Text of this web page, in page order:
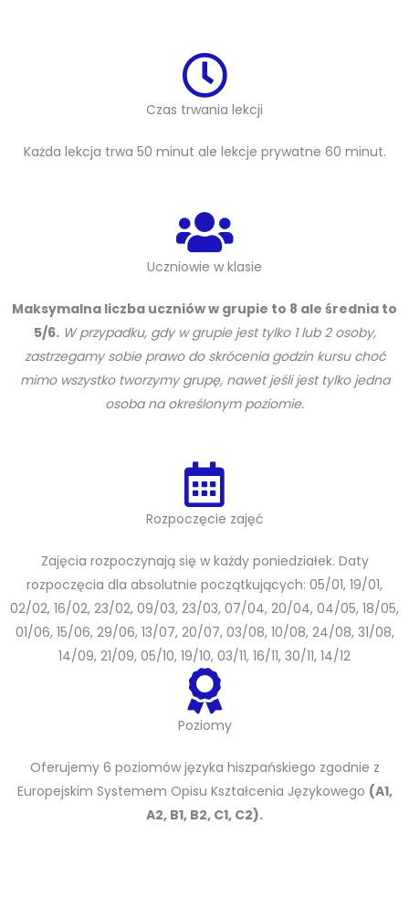
Czas trwania lekcji
Każda lekcja trwa 50 minut ale lekcje prywatne 60 minut.
Uczniowie w klasie
Maksymalna liczba uczniów w grupie to 8 ale średnia to
5/6. W przypadku, gdy w grupie jest tylko 1 lub 2 osoby,
zastrzegamy sobie prawo do skrócenia godzin kursu choć
mimo wszystko tworzymy grupę, nawet jeśli jest tylko jedna
osoba na określonym poziomie.
Rozpoczęcie zajęć
Zajęcia rozpoczynają się w każdy poniedziałek. Daty
rozpoczęcia dla absolutnie początkujących: 05/01, 19/01,
02/02, 16/02, 23/02, 09/03, 23/03, 07/04, 20/04, 04/05, 18/05,
01/06, 15/06, 29/06, 13/07, 20/07, 03/08, 10/08, 24/08, 31/08,
14/09, 21/09, 05/10, 19/10, 03/11, 16/11, 30/11, 14/12
Poziomy
Oferujemy 6 poziomów języka hiszpańskiego zgodnie z
Europejskim Systemem Opisu Kształcenia Językowego (A1,
A2, B1, B2, C1, C2).